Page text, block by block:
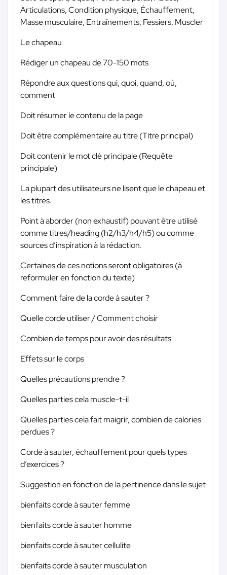
Articulations, Condition physique, Échauffement,
Masse musculaire, Entraînements, Fessiers, Muscler
Le chapeau
Rédiger un chapeau de 70-150 mots
Répondre aux questions qui, quoi, quand, où,
comment
Doit résumer le contenu de la page
Doit être complémentaire au titre (Titre principal)
Doit contenir le mot clé principale (Requête
principale)
La plupart des utilisateurs ne lisent que le chapeau et
les titres.
Point à aborder (non exhaustif) pouvant être utilisé
comme titres/heading (h2/h3/h4/h5) ou comme
sources d’inspiration à la rédaction.
Certaines de ces notions seront obligatoires (à
reformuler en fonction du texte)
Comment faire de la corde à sauter ?
Quelle corde utiliser / Comment choisir
Combien de temps pour avoir des résultats
Effets sur le corps
Quelles précautions prendre ?
Quelles parties cela muscle-t-il
Quelles parties cela fait maigrir, combien de calories
perdues ?
Corde à sauter, échauffement pour quels types
d’exercices ?
Suggestion en fonction de la pertinence dans le sujet
bienfaits corde à sauter femme
bienfaits corde à sauter homme
bienfaits corde à sauter cellulite
bienfaits corde à sauter musculation